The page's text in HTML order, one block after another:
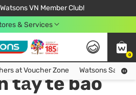
VN Member Club!
For Order From 249,000Đ
in Hồ Chí Minh City
& Services
0
Collect more hot vouchers at Voucher Zone
at Voucher Zone Watsons Safety
tẩy tế bào